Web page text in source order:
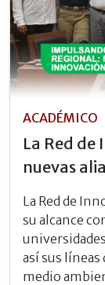
ACADÉMICO
La Red de
nuevas
La Red de
su alcance
así sus
medio